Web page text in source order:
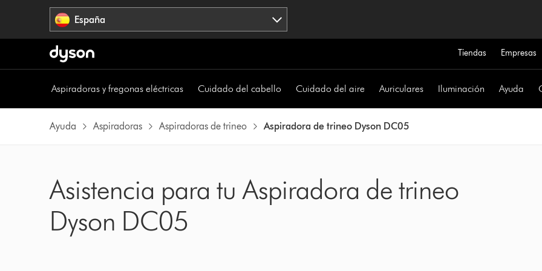
España
Tiendas Empresas
Aspiradoras y fregonas eléctricas Cuidado del cabello Cuidado del aire Auriculares Iluminación Ayuda
Ayuda Aspiradoras Aspiradoras de trineo Aspiradora de trineo Dyson DC05
Asistencia para tu Aspiradora de trineo
Dyson DC05